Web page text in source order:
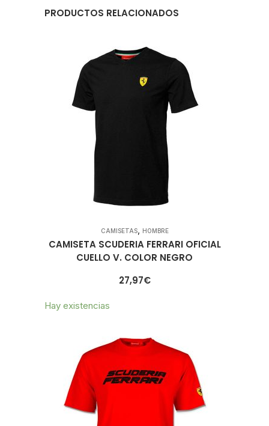
PRODUCTOS RELACIONADOS
CAMISETAS, HOMBRE
CAMISETA SCUDERIA FERRARI OFICIAL
CUELLO V. COLOR NEGRO
27,97€
Hay existencias